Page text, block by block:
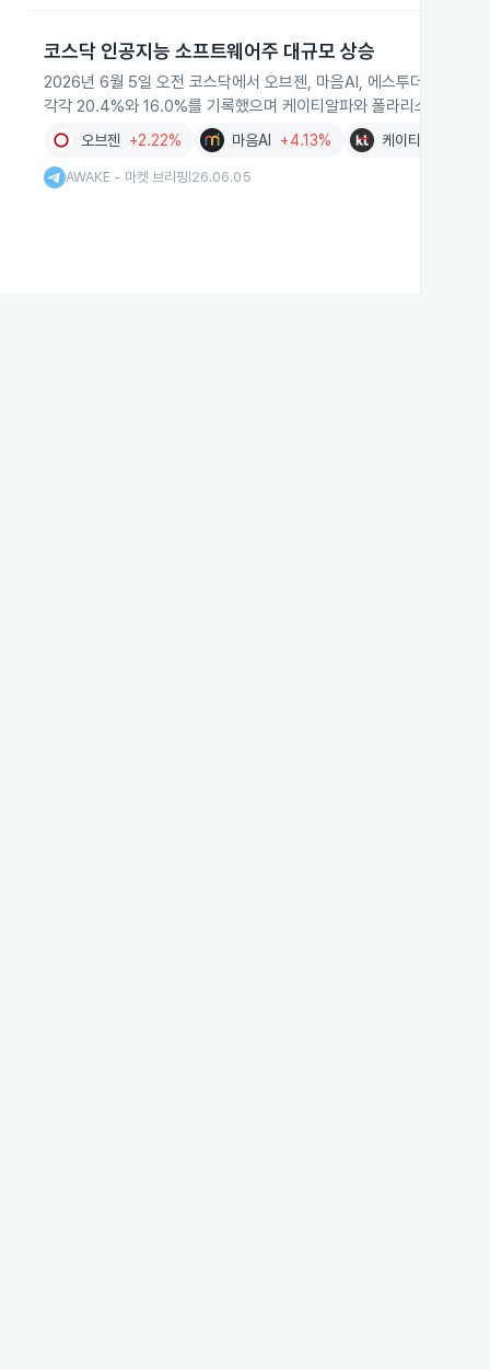
코스닥 인공지능 소프트웨어주 대규모 상승
2026년 6월 5일 오전 코스닥에서 오브젠, 마음AI, 에스투더블유 등
각각 20.4%와 16.0%를 기록했으며 케이티알파와 폴라리스AI도 동
오브젠 +2.22% 마음AI +4.13% 케이티알파
AWAKE - 마켓 브리핑 26.06.05